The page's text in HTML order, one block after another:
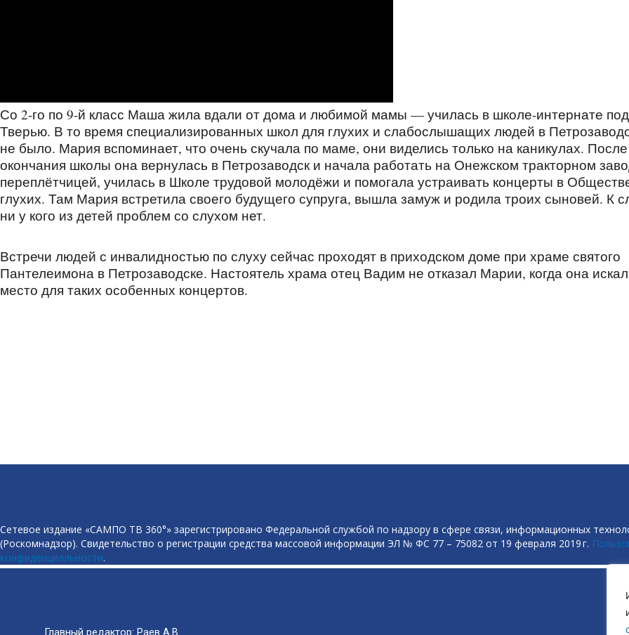
Со 2-го по 9-й класс Маша жила вдали от дома и любимой мамы — училась в школе-интернате под
Тверью. В то время специализированных школ для глухих и слабослышащих людей в
не было. Мария вспоминает, что очень скучала по маме, они виделись только на каникулах. После
окончания школы она вернулась в Петрозаводск и начала работать на Онежском тракторном
переплётчицей, училась в Школе трудовой молодёжи и помогала устраивать концерты в
глухих. Там Мария встретила своего будущего супруга, вышла замуж и родила троих сыновей. К
ни у кого из детей проблем со слухом нет.
Встречи людей с инвалидностью по слуху сейчас проходят в приходском доме при храме святого
Пантелеимона в Петрозаводске. Настоятель храма отец Вадим не отказал Марии, когда она
место для таких особенных концертов.
Сетевое издание «САМПО ТВ 360°» зарегистрировано Федеральной службой по надзору в сфере связи, информационных
(Роскомнадзор). Свидетельство о регистрации средства массовой информации ЭЛ № ФС 77 – 75082 от 19 февраля 2019 г.
конфиденциальности.
Главный редактор: Раев А.В.